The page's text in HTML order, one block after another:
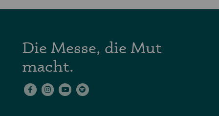
Die Messe, die Mut
macht.